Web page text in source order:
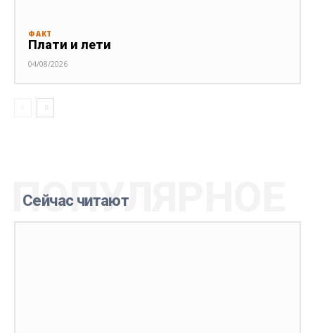
ФАКТ
Плати и лети
04/08/2026
Сейчас читают
ПОПУЛЯРНОЕ